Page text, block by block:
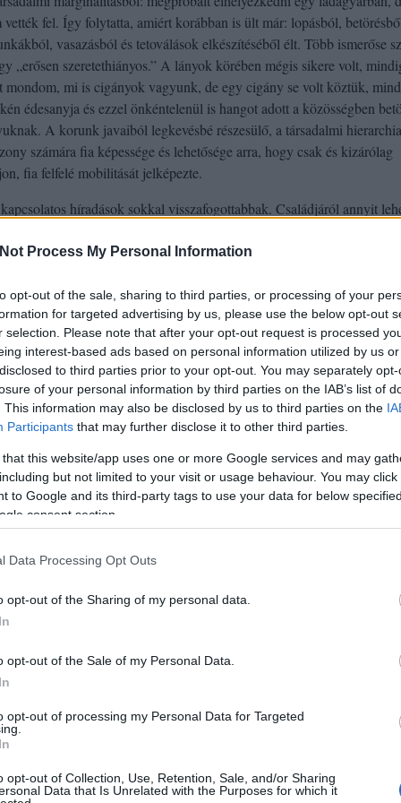
Process My Personal Information
opt-out of the sale, sharing to third parties, or processing of your
for targeted advertising by us, please use the below opt-out
selection. Please note that after your opt-out request is processed
interest-based ads based on personal information utilized by us
to third parties prior to your opt-out. You may separately
of your personal information by third parties on the IAB’s list of
This information may also be disclosed by us to third parties on the
Participants that may further disclose it to other third parties.
that this website/app uses one or more Google services and may
but not limited to your visit or usage behaviour. You may
to Google and its third-party tags to use your data for below
consent section.
Data Processing Opt Outs
opt-out of the Sharing of my personal data.
opt-out of the Sale of my Personal Data.
opt-out of processing my Personal Data for Targeted
opt-out of Collection, Use, Retention, Sale, and/or Sharing
Data that Is Unrelated with the Purposes for which it
vették fel. Így folytatta, amiért korábban is ült már: lopásból,
vasazásból és tetoválások elkészítéséből élt. Több ismerőse
„erősen szeretethiányos.” A lányok körében mégis sikere volt,
mondom, mi is cigányok vagyunk, de egy cigány se volt köztük, mind
édesanyja és ezzel önkéntelenül is hangot adott a közösségben
A korunk javaiból legkevésbé részesülő, a társadalmi hierarchia
számára fia képessége és lehetősége arra, hogy csak és kizárólag
fia felfelé mobilitását jelképezte.
híradások sokkal visszafogottabbak. Családjáról annyit
Győrben, anyja Szekszárdon, nagyszülei Bonyhádon, húga
élt, de összetartó család volt, a szülők mindenben támogatták
lakást vettek neki, kapcsolatuk bizalmas volt, húgával
kapcsolata 22 évesen lett, aminek megszakadása mélyen érintette.
befejezését követően bejelentett állásba került, és munkájával
szó jogán családja ügyvédje egy mondattal így jellemezte: „egész
másokon segített.”
és fél évet, vagyis életének több, mint harmadát töltötte állami
ezen felül pedig 9 évet a közoktatási rendszerben. A Bándy
során a pszichológus szakértő azt mondta róla, hogy
mint ami alapfokú végzettségéből feltételezhető. A
a személyiségét kialakították (1-5 éves koráig), illetve
bűnözővé tették, 26 éves korára pedig nem hogy nem integrálták
egyenesen a környezete kitaszítottjává vált. Bándy Kata
diplomás ember és a társadalom megbecsült tagja lett.
a társadalmi háttér alapján mennyire szelektál, jól mutatja Péntek
a szocializációjukat nagyban meghatározó állami
rendszer meglehetősen elitközpontú (ez a 90-es években sem
különbségek az oktatás hatékonysága terén, ami a
tanulóinak kompetenciafejlesztése, míg az átlagosnál jóval
eliten kívüli rétegei számára. Az
szegregálónak, erősen szelektívnek mutatkozik”. A családon